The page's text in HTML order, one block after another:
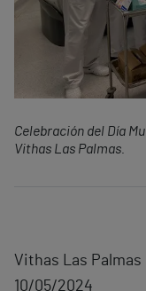
Celebración del Día
Vithas Las Palmas.
Vithas Las Palmas
10/05/2024